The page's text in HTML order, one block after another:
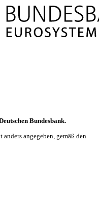
Bundesbank.
angegeben, gemäß den